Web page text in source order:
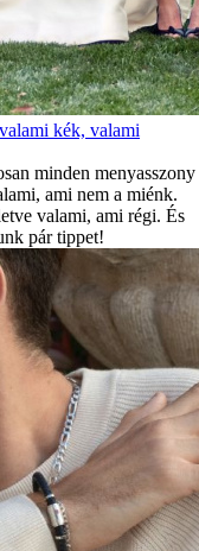
kék, valami
minden menyasszony
ami nem a miénk.
valami, ami régi. És
pár tippet!